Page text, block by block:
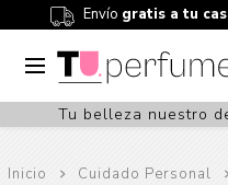
Envío gratis a tu
Tu belleza nuestro
Inicio Cuidado Personal